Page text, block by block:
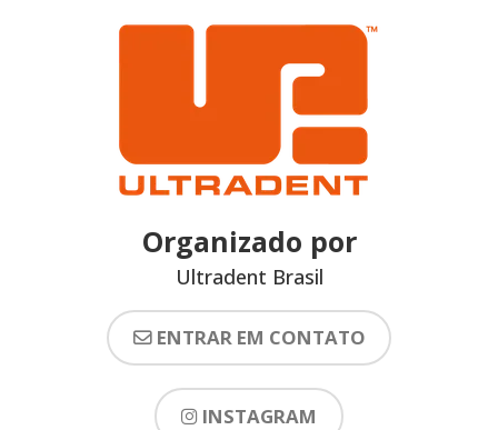
Organizado por
Ultradent Brasil
ENTRAR EM CONTATO
INSTAGRAM